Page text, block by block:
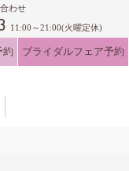
わせ
11:00～21:00(火曜定休)
約 ブライダルフェア予約